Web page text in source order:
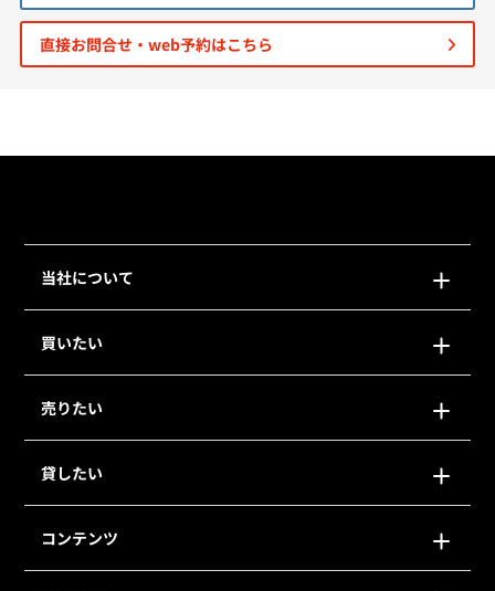
直接お問合せ・web予約はこちら
当社について
買いたい
売りたい
貸したい
コンテンツ